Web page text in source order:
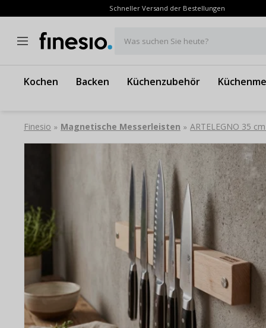
Schneller Versand der Bestellungen
Was suchen Sie heute?
Kochen Backen Küchenzubehör
Finesio » Magnetische Messerleisten » ARTELEGNO 35